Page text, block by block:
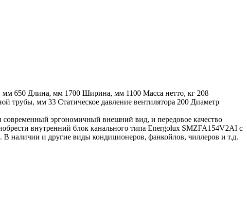
мм 650 Длина, мм 1700 Ширина, мм 1100 Масса нетто, кг 208
трубы, мм 33 Статическое давление вентилятора 200 Диаметр
эргономичный внешний вид, и передовое качество
внутренний блок канального типа Energolux SMZFA154V2AI с
В наличии и другие виды кондиционеров, фанкойлов, чиллеров и т.д.